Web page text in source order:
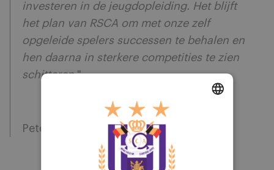
investeren in de jeugdopleiding. Het blijft
het plan van RSCA om met onze zelf
opgeleide spelers successen te behalen en
hen daarna in sterkere competities te zien
schitteren."
Peter Verbeke, Sports Director